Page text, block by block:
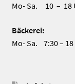
Mo- Sa. 10 – 18
Bäckerei:
Mo- Sa. 7:30 –